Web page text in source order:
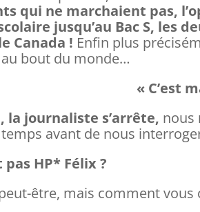
qui ne marchaient pas,
jusqu’au Bac S, les
Canada ! Enfin plus
au bout du monde…
« C’est
la journaliste s’arrête, nous
avant de nous
HP* Félix ?
être, mais comment vous